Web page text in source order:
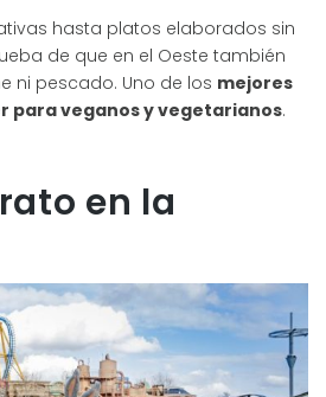
hasta platos elaborados sin
de que en el Oeste también
ni pescado. Uno de los mejores
para veganos y vegetarianos.
en la